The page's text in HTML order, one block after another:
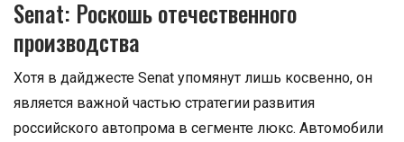
Senat: Роскошь отечественного
производства
Хотя в дайджесте Senat упомянут лишь косвенно, он
является важной частью стратегии развития
российского автопрома в сегменте люкс. Автомобили